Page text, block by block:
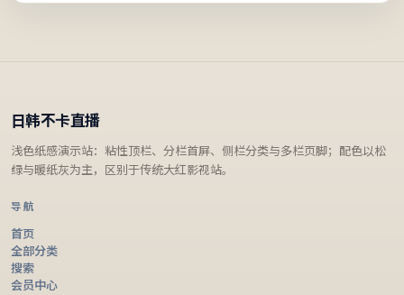
日韩不卡直播
浅色纸感演示站：粘性顶栏、分栏首屏、侧栏分类与多栏页脚；配色以松
绿与暖纸灰为主，区别于传统大红影视站。
导航
首页
全部分类
搜索
会员中心